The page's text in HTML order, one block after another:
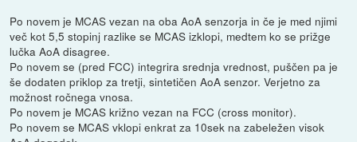
Po novem je MCAS vezan na oba AoA senzorja in če je med njimi
več kot 5,5 stopinj razlike se MCAS izklopi, medtem ko se prižge
lučka AoA disagree.
Po novem se (pred FCC) integrira srednja vrednost, puščen pa je
še dodaten priklop za tretji, sintetičen AoA senzor. Verjetno za
možnost ročnega vnosa.
Po novem je MCAS križno vezan na FCC (cross monitor).
Po novem se MCAS vklopi enkrat za 10sek na zabeležen visok